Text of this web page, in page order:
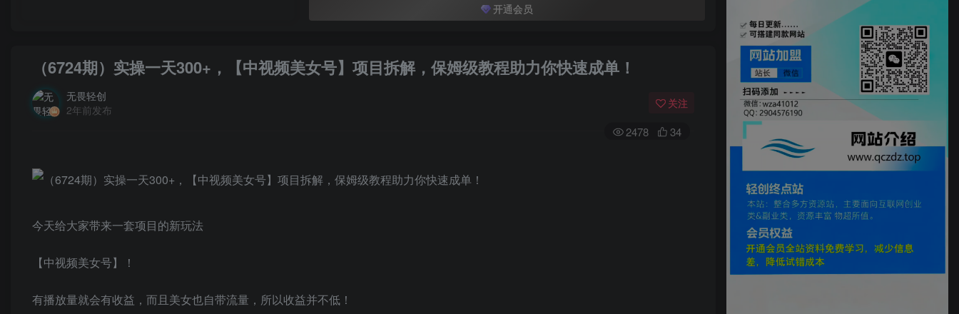
开通会员
（6724期）实操一天300+，【中视频美女号】项目拆解，保姆级教程助力你快速成单！
无畏轻创
2年前发布
关注
2478 34
今天给大家带来一套项目的新玩法
【中视频美女号】！
有播放量就会有收益，而且美女也自带流量，所以收益并不低！